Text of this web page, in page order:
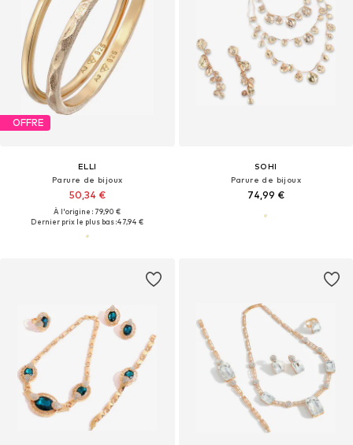
OFFRE
ELLI
Parure de bijoux
50,34 €
À l'origine : 79,90 €
Dernier prix le plus bas :47,94 €
SOHI
Parure de bijoux
74,99 €